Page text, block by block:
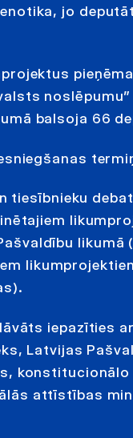
jo
balsoja 66
tiesībnieku
iepazīties
Latvijas
attīstības